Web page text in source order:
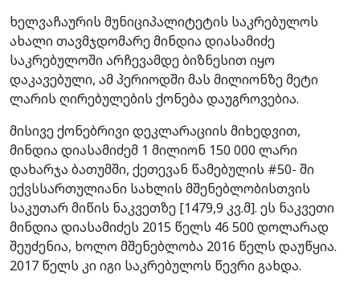
ხელვაჩაურის მუნიციპალიტეტის საკრებულოს
ახალი თავმჯდომარე მინდია დიასამიძე
საკრებულოში არჩევამდე ბიზნესით იყო
დაკავებული, ამ პერიოდში მას მილიონზე მეტი
ლარის ღირებულების ქონება დაუგროვებია.
მისივე ქონებრივი დეკლარაციის მიხედვით,
მინდია დიასამიძემ 1 მილიონ 150 000 ლარი
დახარჯა ბათუმში, ქეთევან წამებულის #50- ში
ექვსსართულიანი სახლის მშენებლობისთვის
საკუთარ მიწის ნაკვეთზე [1479,9 კვ.მ]. ეს ნაკვეთი
მინდია დიასამიძეს 2015 წელს 46 500 დოლარად
შეუძენია, ხოლო მშენებლობა 2016 წელს დაუწყია.
2017 წელს კი იგი საკრებულოს წევრი გახდა.